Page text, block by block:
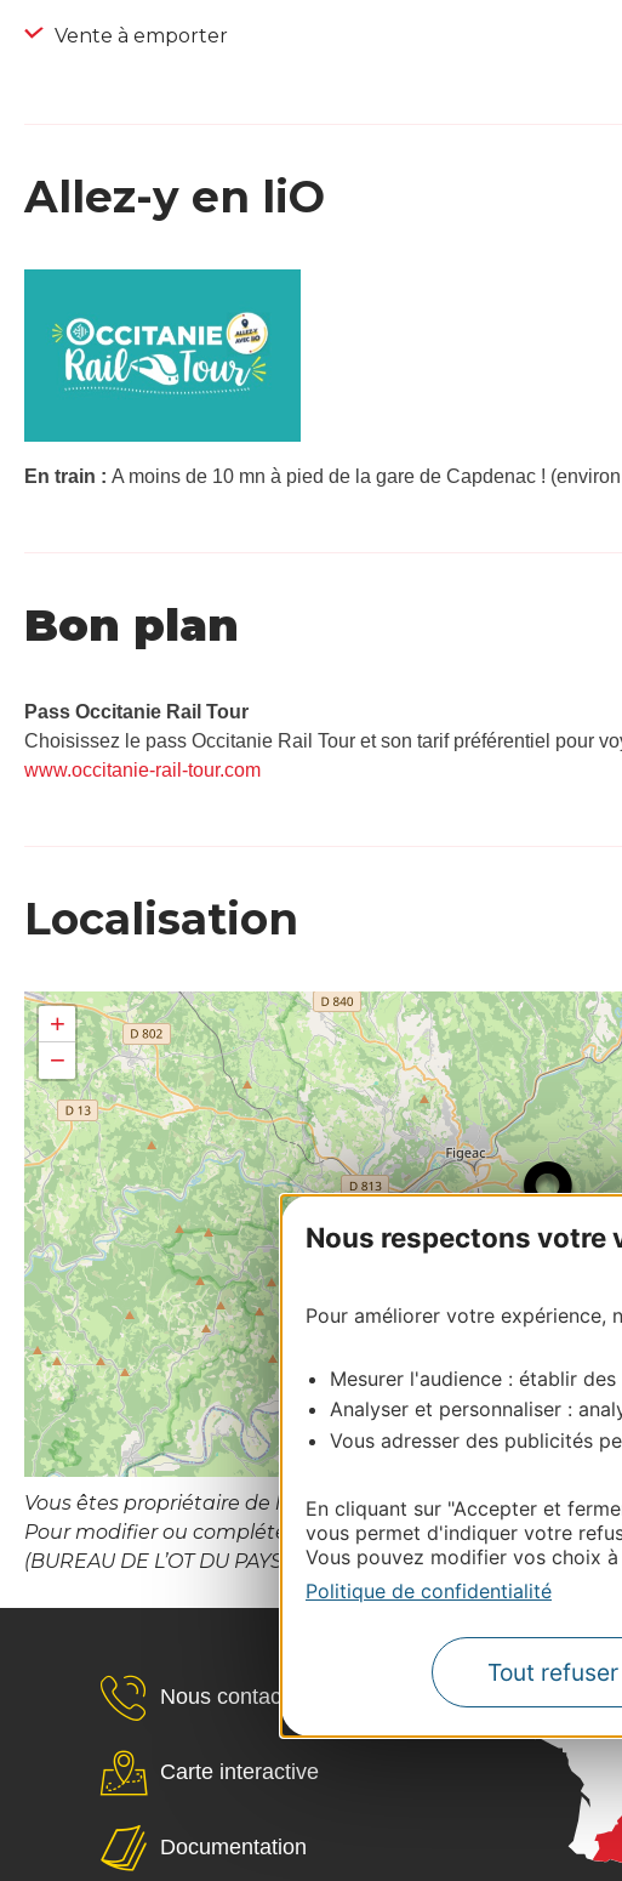
Nous respectons votre
Pour améliorer votre expérience,
Mesurer l'audience : établir
Analyser et personnaliser :
Vous adresser des publicités
En cliquant sur "Accepter et
vous permet d'indiquer votre
Vous pouvez modifier vos choix
Politique de confidentialité
Tout refuser
Vente à emporter
Allez-y en liO
En train : A moins de 10 mn à pied de la gare de Capdenac !
Bon plan
Pass Occitanie Rail Tour​
Choisissez le pass Occitanie Rail Tour et son tarif préférentiel pour
www.occitanie-rail-tour.com
Localisation
+
−
Vous êtes propriétaire de l’établissement ou le gestionnaire
Pour modifier ou compléter cette fiche, merci de contacter
(BUREAU DE L’OT DU PAYS DE FIGEAC).
Nous contacter
Carte interactive
Documentation